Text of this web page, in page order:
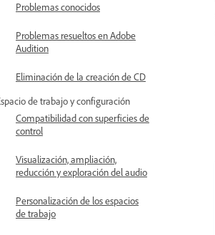
Problemas conocidos
Problemas resueltos en Adobe
Audition
Eliminación de la creación de CD
de trabajo y configuración
Compatibilidad con superficies de
control
Visualización, ampliación,
reducción y exploración del audio
Personalización de los espacios
de trabajo